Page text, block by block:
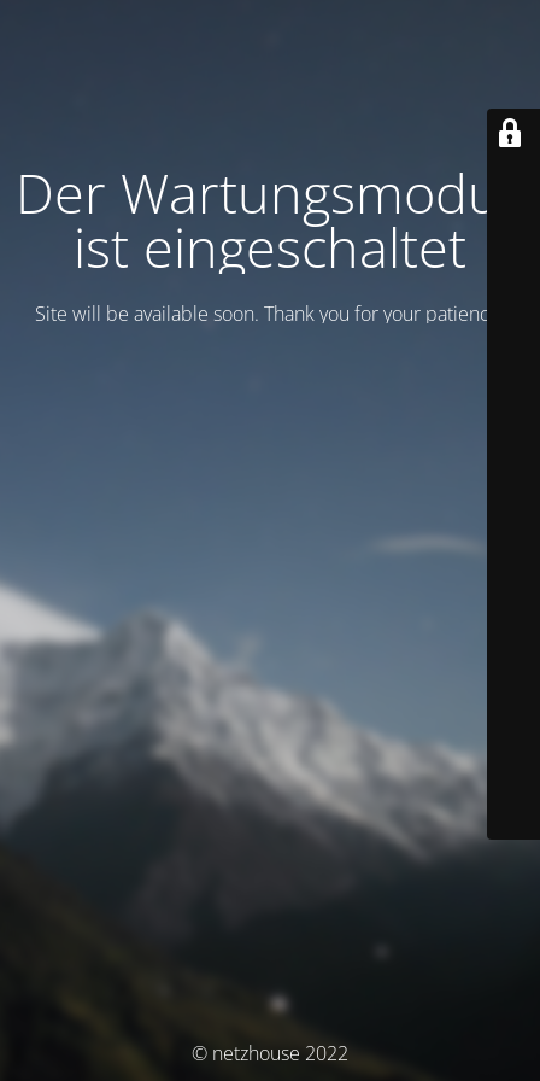
Der Wartungsmodus
ist eingeschaltet
Site will be available soon. Thank you for your patience!
© netzhouse 2022